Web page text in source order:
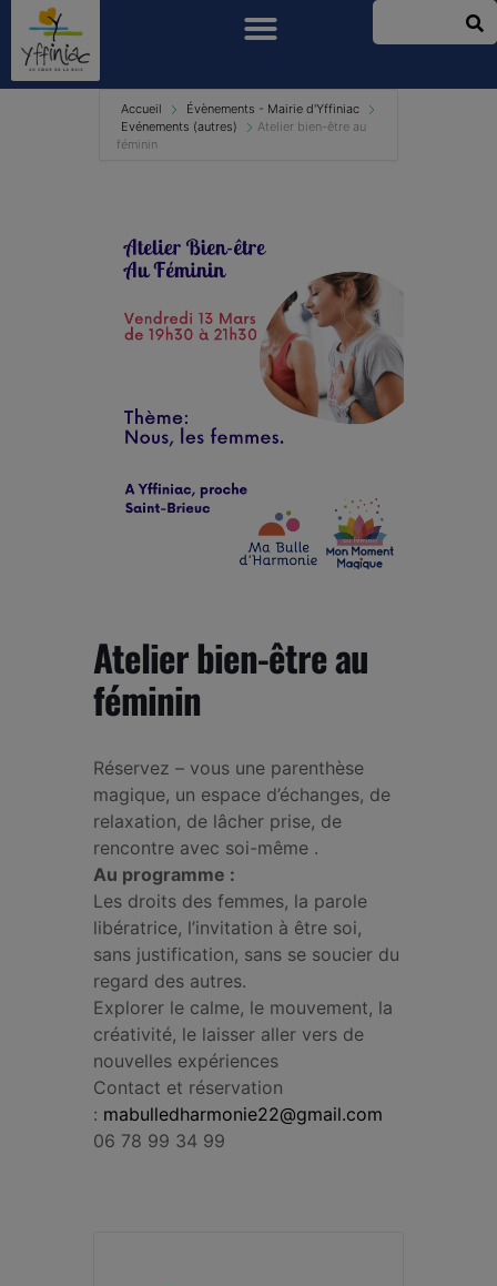
Accueil
Évènements - Mairie d'Yffiniac
Evénements (autres)
Atelier bien-être au
féminin
Atelier bien-être au
féminin
Réservez – vous une parenthèse
magique, un espace d’échanges, de
relaxation, de lâcher prise, de
rencontre avec soi-même .
Au programme :
Les droits des femmes, la parole
libératrice, l’invitation à être soi,
sans justification, sans se soucier du
regard des autres.
Explorer le calme, le mouvement, la
créativité, le laisser aller vers de
nouvelles expériences
Contact et réservation
: mabulledharmonie22@gmail.com
06 78 99 34 99